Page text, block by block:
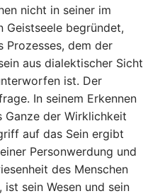
nicht in seiner im
Geistseele begründet,
Prozesses, dem der
aus dialektischer Sicht
ist. Der
In seinem Erkennen
Ganze der Wirklichkeit
auf das Sein ergibt
Person­werdung und
des Menschen
sein Wesen und sein